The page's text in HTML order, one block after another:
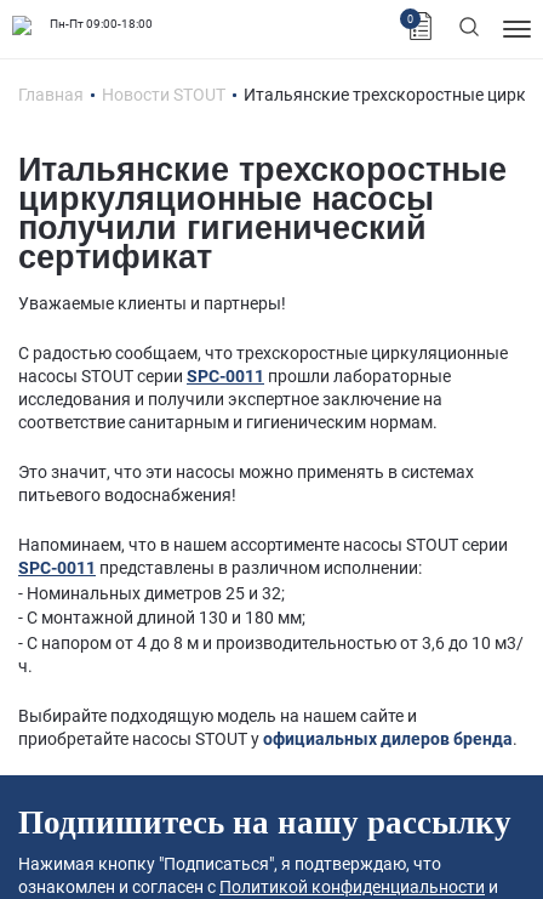
Пн-Пт 09:00-18:00 0
Главная Новости STOUT Итальянские трехскоростные
Итальянские трехскоростные
циркуляционные насосы
получили гигиенический
сертификат
Уважаемые клиенты и партнеры!
С радостью сообщаем, что трехскоростные циркуляционные
насосы STOUT серии SPC-0011 прошли лабораторные
исследования и получили экспертное заключение на
соответствие санитарным и гигиеническим нормам.
Это значит, что эти насосы можно применять в системах
питьевого водоснабжения!
Напоминаем, что в нашем ассортименте насосы STOUT серии
SPC-0011 представлены в различном исполнении:
- Номинальных диметров 25 и 32;
- С монтажной длиной 130 и 180 мм;
- С напором от 4 до 8 м и производительностью от 3,6 до 10 м3/
ч.
Выбирайте подходящую модель на нашем сайте и
приобретайте насосы STOUT уофициальных дилеров бренда.
Подпишитесь на нашу рассылку
Нажимая кнопку "Подписаться", я подтверждаю, что
ознакомлен и согласен с Политикой конфиденциальности и